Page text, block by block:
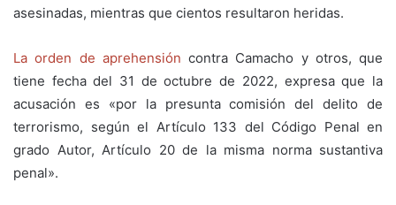
asesinadas, mientras que cientos resultaron heridas.
La orden de aprehensión contra Camacho y otros, que
tiene fecha del 31 de octubre de 2022, expresa que la
acusación es «por la presunta comisión del delito de
terrorismo, según el Artículo 133 del Código Penal en
grado Autor, Artículo 20 de la misma norma sustantiva
penal».